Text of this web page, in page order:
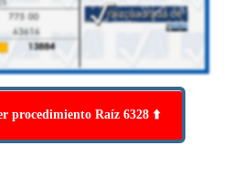
procedimiento Raíz 6328 ⬆️